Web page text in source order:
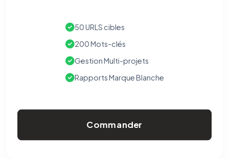
50 URLS cibles
200 Mots-clés
Gestion Multi-projets
Rapports Marque Blanche
Commander